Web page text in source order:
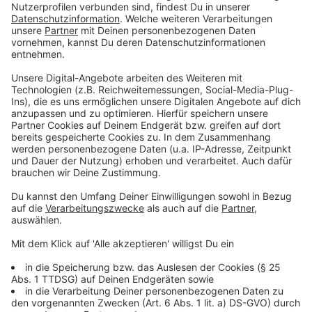
Dann ging es weiter an die polnisch ukrainische Grenze.
Abgemacht war es, einer Familie und einer jungen Frau
aus Lemberg zu helfen, die es geschafftt haben, über
die ukrainische Grenze nach Polen zu kommen. Das
Ziel von Marco und seinen Freunden: Die Familie und
die junge Frau zu Verwandten ins Münsterland zu
bringen! Auch hier: Ein unfassbaeres, emotionales
Erlebnis - besonders beeindruckend fand Marco den
Kampfgeist der Ukrainer!